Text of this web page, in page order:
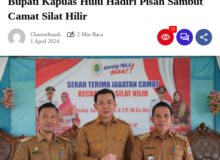
Camat Silat Hilir
Channeltujuh
2 Min Baca
1 April 2024
29